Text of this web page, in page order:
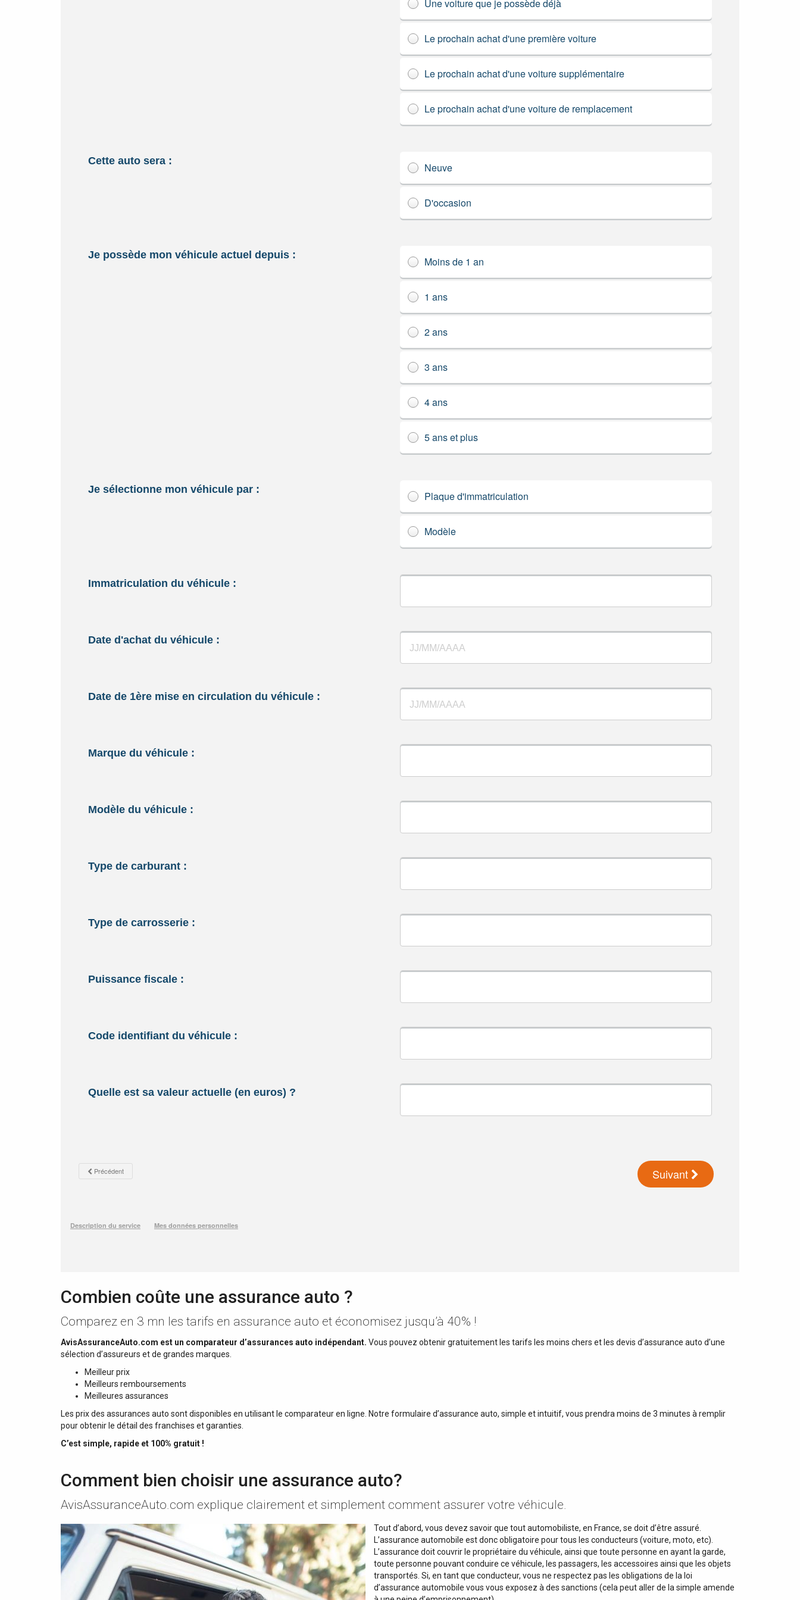
Combien coûte une assurance auto ?
Comparez en 3 mn les tarifs en assurance auto et économisez jusqu’à 40% !
AvisAssuranceAuto.com est un comparateur d’assurances auto indépendant. Vous pouvez obtenir gratuitement les tarifs les moins chers et les devis d’assurance auto d’une
sélection d’assureurs et de grandes marques.
Meilleur prix
Meilleurs remboursements
Meilleures assurances
Les prix des assurances auto sont disponibles en utilisant le comparateur en ligne. Notre formulaire d’assurance auto, simple et intuitif, vous prendra moins de 3 minutes à remplir
pour obtenir le détail des franchises et garanties.
C’est simple, rapide et 100% gratuit !
Comment bien choisir une assurance auto?
AvisAssuranceAuto.com explique clairement et simplement comment assurer votre véhicule.
Tout d’abord, vous devez savoir que tout automobiliste, en France, se doit d’être assuré.
L’assurance automobile est donc obligatoire pour tous les conducteurs (voiture, moto, etc).
L’assurance doit couvrir le propriétaire du véhicule, ainsi que toute personne en ayant la garde,
toute personne pouvant conduire ce véhicule, les passagers, les accessoires ainsi que les objets
transportés. Si, en tant que conducteur, vous ne respectez pas les obligations de la loi
d’assurance automobile vous vous exposez à des sanctions (cela peut aller de la simple amende